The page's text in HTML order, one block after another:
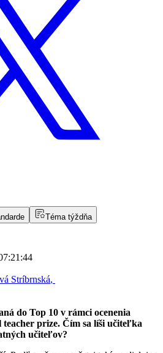
Téma týždňa
Stríbrnská,
do Top 10 v rámci ocenenia
teacher prize. Čím sa líši učiteľka
učiteľov?